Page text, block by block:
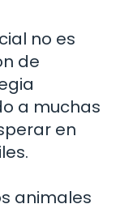
no es
de
a muchas
en
animales